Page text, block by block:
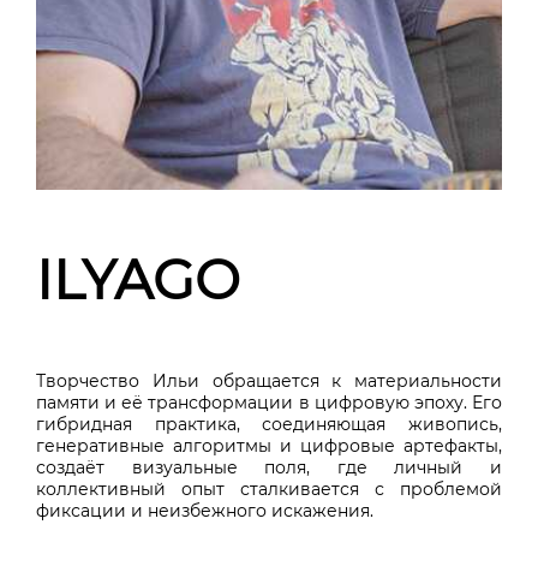
ILYAGO
Творчество Ильи обращается к материальности
памяти и её трансформации в цифровую эпоху. Его
гибридная практика, соединяющая живопись,
генеративные алгоритмы и цифровые артефакты,
создаёт визуальные поля, где личный и
коллективный опыт сталкивается с проблемой
фиксации и неизбежного искажения.